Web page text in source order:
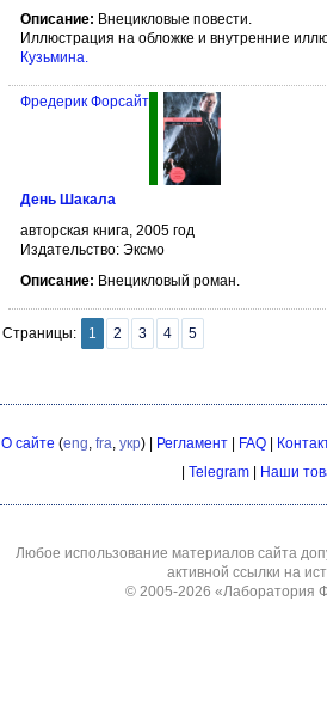
Описание: Внецикловые повести.
Иллюстрация на обложке и внутренние
Кузьмина.
Фредерик Форсайт
День Шакала
авторская книга, 2005 год
Издательство: Эксмо
Описание: Внецикловый роман.
Страницы: 1 2 3 4 5
О сайте (eng fra укр) | Регламент| FAQ|
| Telegram | Наши
Любое использование материалов сайта
активной ссылки на
© 2005-2026 «Лаборатория